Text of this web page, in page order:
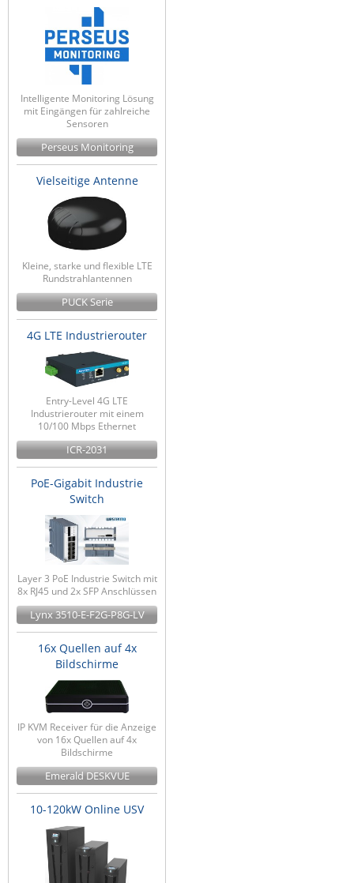
Intelligente Monitoring Lösung
mit Eingängen für zahlreiche
Sensoren
Perseus Monitoring
Vielseitige Antenne
Kleine, starke und flexible LTE
Rundstrahlantennen
PUCK Serie
4G LTE Industrierouter
Entry-Level 4G LTE
Industrierouter mit einem
10/100 Mbps Ethernet
ICR-2031
PoE-Gigabit Industrie
Switch
Layer 3 PoE Industrie Switch mit
8x RJ45 und 2x SFP Anschlüssen
Lynx 3510-E-F2G-P8G-LV
16x Quellen auf 4x
Bildschirme
IP KVM Receiver für die Anzeige
von 16x Quellen auf 4x
Bildschirme
Emerald DESKVUE
10-120kW Online USV